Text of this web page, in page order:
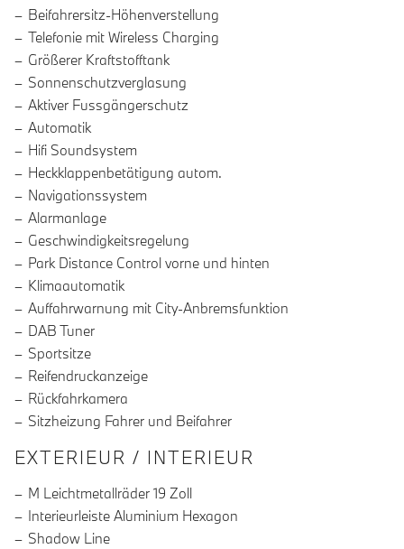
Beifahrersitz-Höhenverstellung
Telefonie mit Wireless Charging
Größerer Kraftstofftank
Sonnenschutzverglasung
Aktiver Fussgängerschutz
Automatik
Hifi Soundsystem
Heckklappenbetätigung autom.
Navigationssystem
Alarmanlage
Geschwindigkeitsregelung
Park Distance Control vorne und hinten
Klimaautomatik
Auffahrwarnung mit City-Anbremsfunktion
DAB Tuner
Sportsitze
Reifendruckanzeige
Rückfahrkamera
Sitzheizung Fahrer und Beifahrer
EXTERIEUR / INTERIEUR
M Leichtmetallräder 19 Zoll
Interieurleiste Aluminium Hexagon
Shadow Line